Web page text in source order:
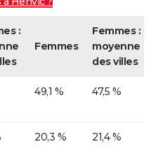
:
Femmes
Femmes :
moyenne
des villes
49,1 % 47,5 %
20,3 % 21,4 %